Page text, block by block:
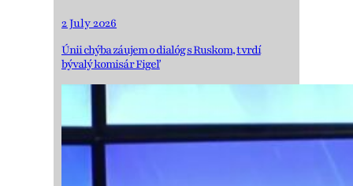
2 July 2026
Únii chýba záujem o dialóg s Ruskom, tvrdí
bývalý komisár Figeľ